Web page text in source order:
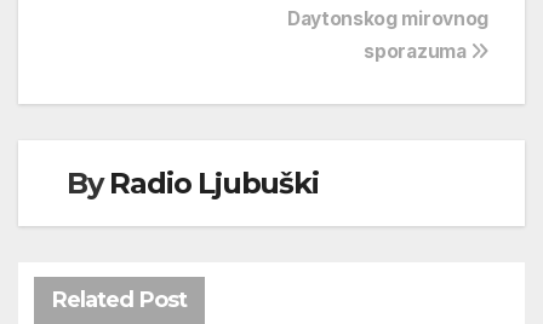
Daytonskog mirovnog
sporazuma
ByRadio Ljubuški
Related Post